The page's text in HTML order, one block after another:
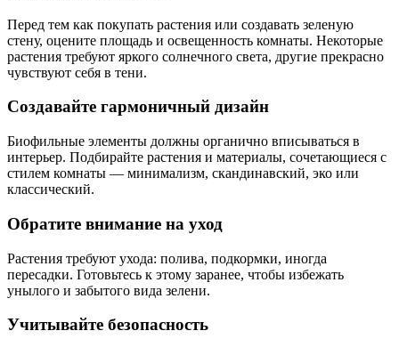
Перед тем как покупать растения или создавать зеленую
стену, оцените площадь и освещенность комнаты. Некоторые
растения требуют яркого солнечного света, другие прекрасно
чувствуют себя в тени.
Создавайте гармоничный дизайн
Биофильные элементы должны органично вписываться в
интерьер. Подбирайте растения и материалы, сочетающиеся с
стилем комнаты — минимализм, скандинавский, эко или
классический.
Обратите внимание на уход
Растения требуют ухода: полива, подкормки, иногда
пересадки. Готовьтесь к этому заранее, чтобы избежать
унылого и забытого вида зелени.
Учитывайте безопасность